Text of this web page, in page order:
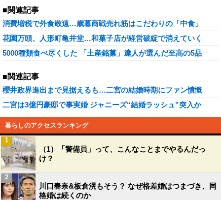
■関連記事
消費増税で外食敬遠…歳暮商戦売れ筋はこだわりの「中食」
花園万頭、人形町亀井堂…和菓子店が経営破綻で消えていく
5000種類食べ尽くした 「土産銘菓」達人が選んだ至高の5品
■関連記事
櫻井政界進出まで見据えるも…二宮の結婚時期にファン憤慨
二宮は3億円豪邸で事実婚 ジャニーズ“結婚ラッシュ”突入か
暮らしのアクセスランキング
（1）「警備員」って、こんなことまでやるんだっ
け？
1
川口春奈&板倉滉もそう？ なぜ格差婚はつまづき、同
格婚は続くのか
2